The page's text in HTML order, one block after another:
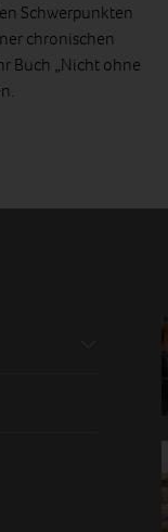
Schwerpunkten
chronischen
Buch „Nicht ohne